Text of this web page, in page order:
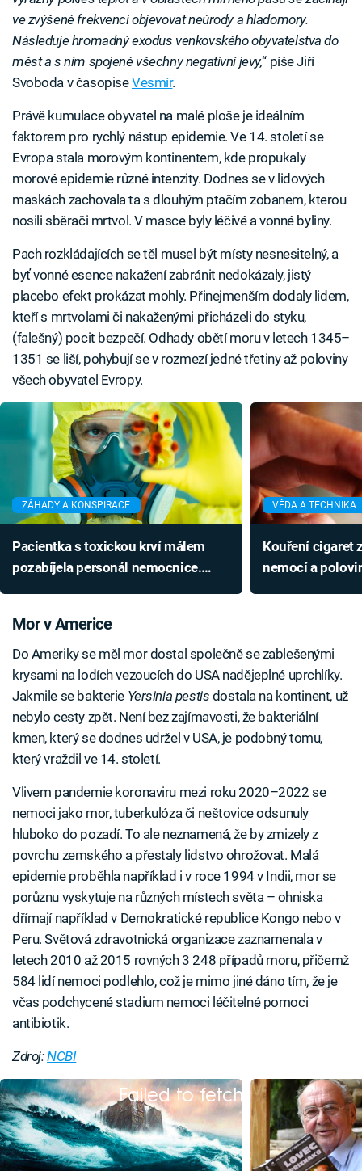
ve zvýšené frekvenci objevovat neúrody a hladomory.
Následuje hromadný exodus venkovského obyvatelstva do
měst a s ním spojené všechny negativní jevy,“ píše Jiří
Svoboda v časopiseVesmír.
Právě kumulace obyvatel na malé ploše je ideálním
faktorem pro rychlý nástup epidemie. Ve 14. století se
Evropa stala morovým kontinentem, kde propukaly
morové epidemie různé intenzity. Dodnes se v lidových
maskách zachovala ta s dlouhým ptačím zobanem, kterou
nosili sběrači mrtvol. V masce byly léčivé a vonné byliny.
Pach rozkládajících se těl musel být místy nesnesitelný, a
byť vonné esence nakažení zabránit nedokázaly, jistý
placebo efekt prokázat mohly. Přinejmenším dodaly lidem,
kteří s mrtvolami či nakaženými přicházeli do styku,
(falešný) pocit bezpečí. Odhady obětí moru v letech 1345–
1351 se liší, pohybují se v rozmezí jedné třetiny až poloviny
všech obyvatel Evropy.
ZÁHADY A KONSPIRACE
Pacientka s toxickou krví málem
pozabíjela personál nemocnice.
VĚDA A TECHNIKA
Kouření cigaret
nemocí a
Mor v Americe
Do Ameriky se měl mor dostal společně se zablešenými
krysami na lodích vezoucích do USA nadějeplné uprchlíky.
Jakmile se bakterie Yersinia pestis dostala na kontinent, už
nebylo cesty zpět. Není bez zajímavosti, že bakteriální
kmen, který se dodnes udržel v USA, je podobný tomu,
který vraždil ve 14. století.
Vlivem pandemie koronaviru mezi roku 2020–2022 se
nemoci jako mor, tuberkulóza či neštovice odsunuly
hluboko do pozadí. To ale neznamená, že by zmizely z
povrchu zemského a přestaly lidstvo ohrožovat. Malá
epidemie proběhla například i v roce 1994 v Indii, mor se
porůznu vyskytuje na různých místech světa –⁠ ohniska
dřímají například v Demokratické republice Kongo nebo v
Peru. Světová zdravotnická organizace zaznamenala v
letech 2010 až 2015 rovných 3 248 případů moru, přičemž
584 lidí nemoci podlehlo, což je mimo jiné dáno tím, že je
včas podchycené stadium nemoci léčitelné pomoci
antibiotik.
Zdroj:NCBI
Failed to fetch